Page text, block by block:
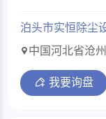
泊头市实恒除尘
中国河北省沧
我要询盘